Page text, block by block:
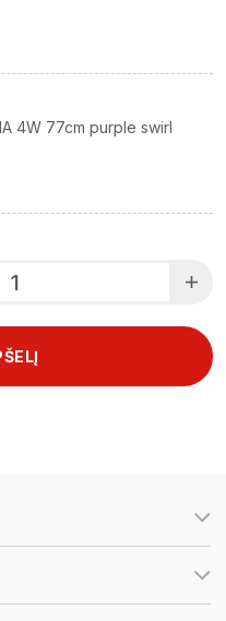
4W 77cm purple swirl